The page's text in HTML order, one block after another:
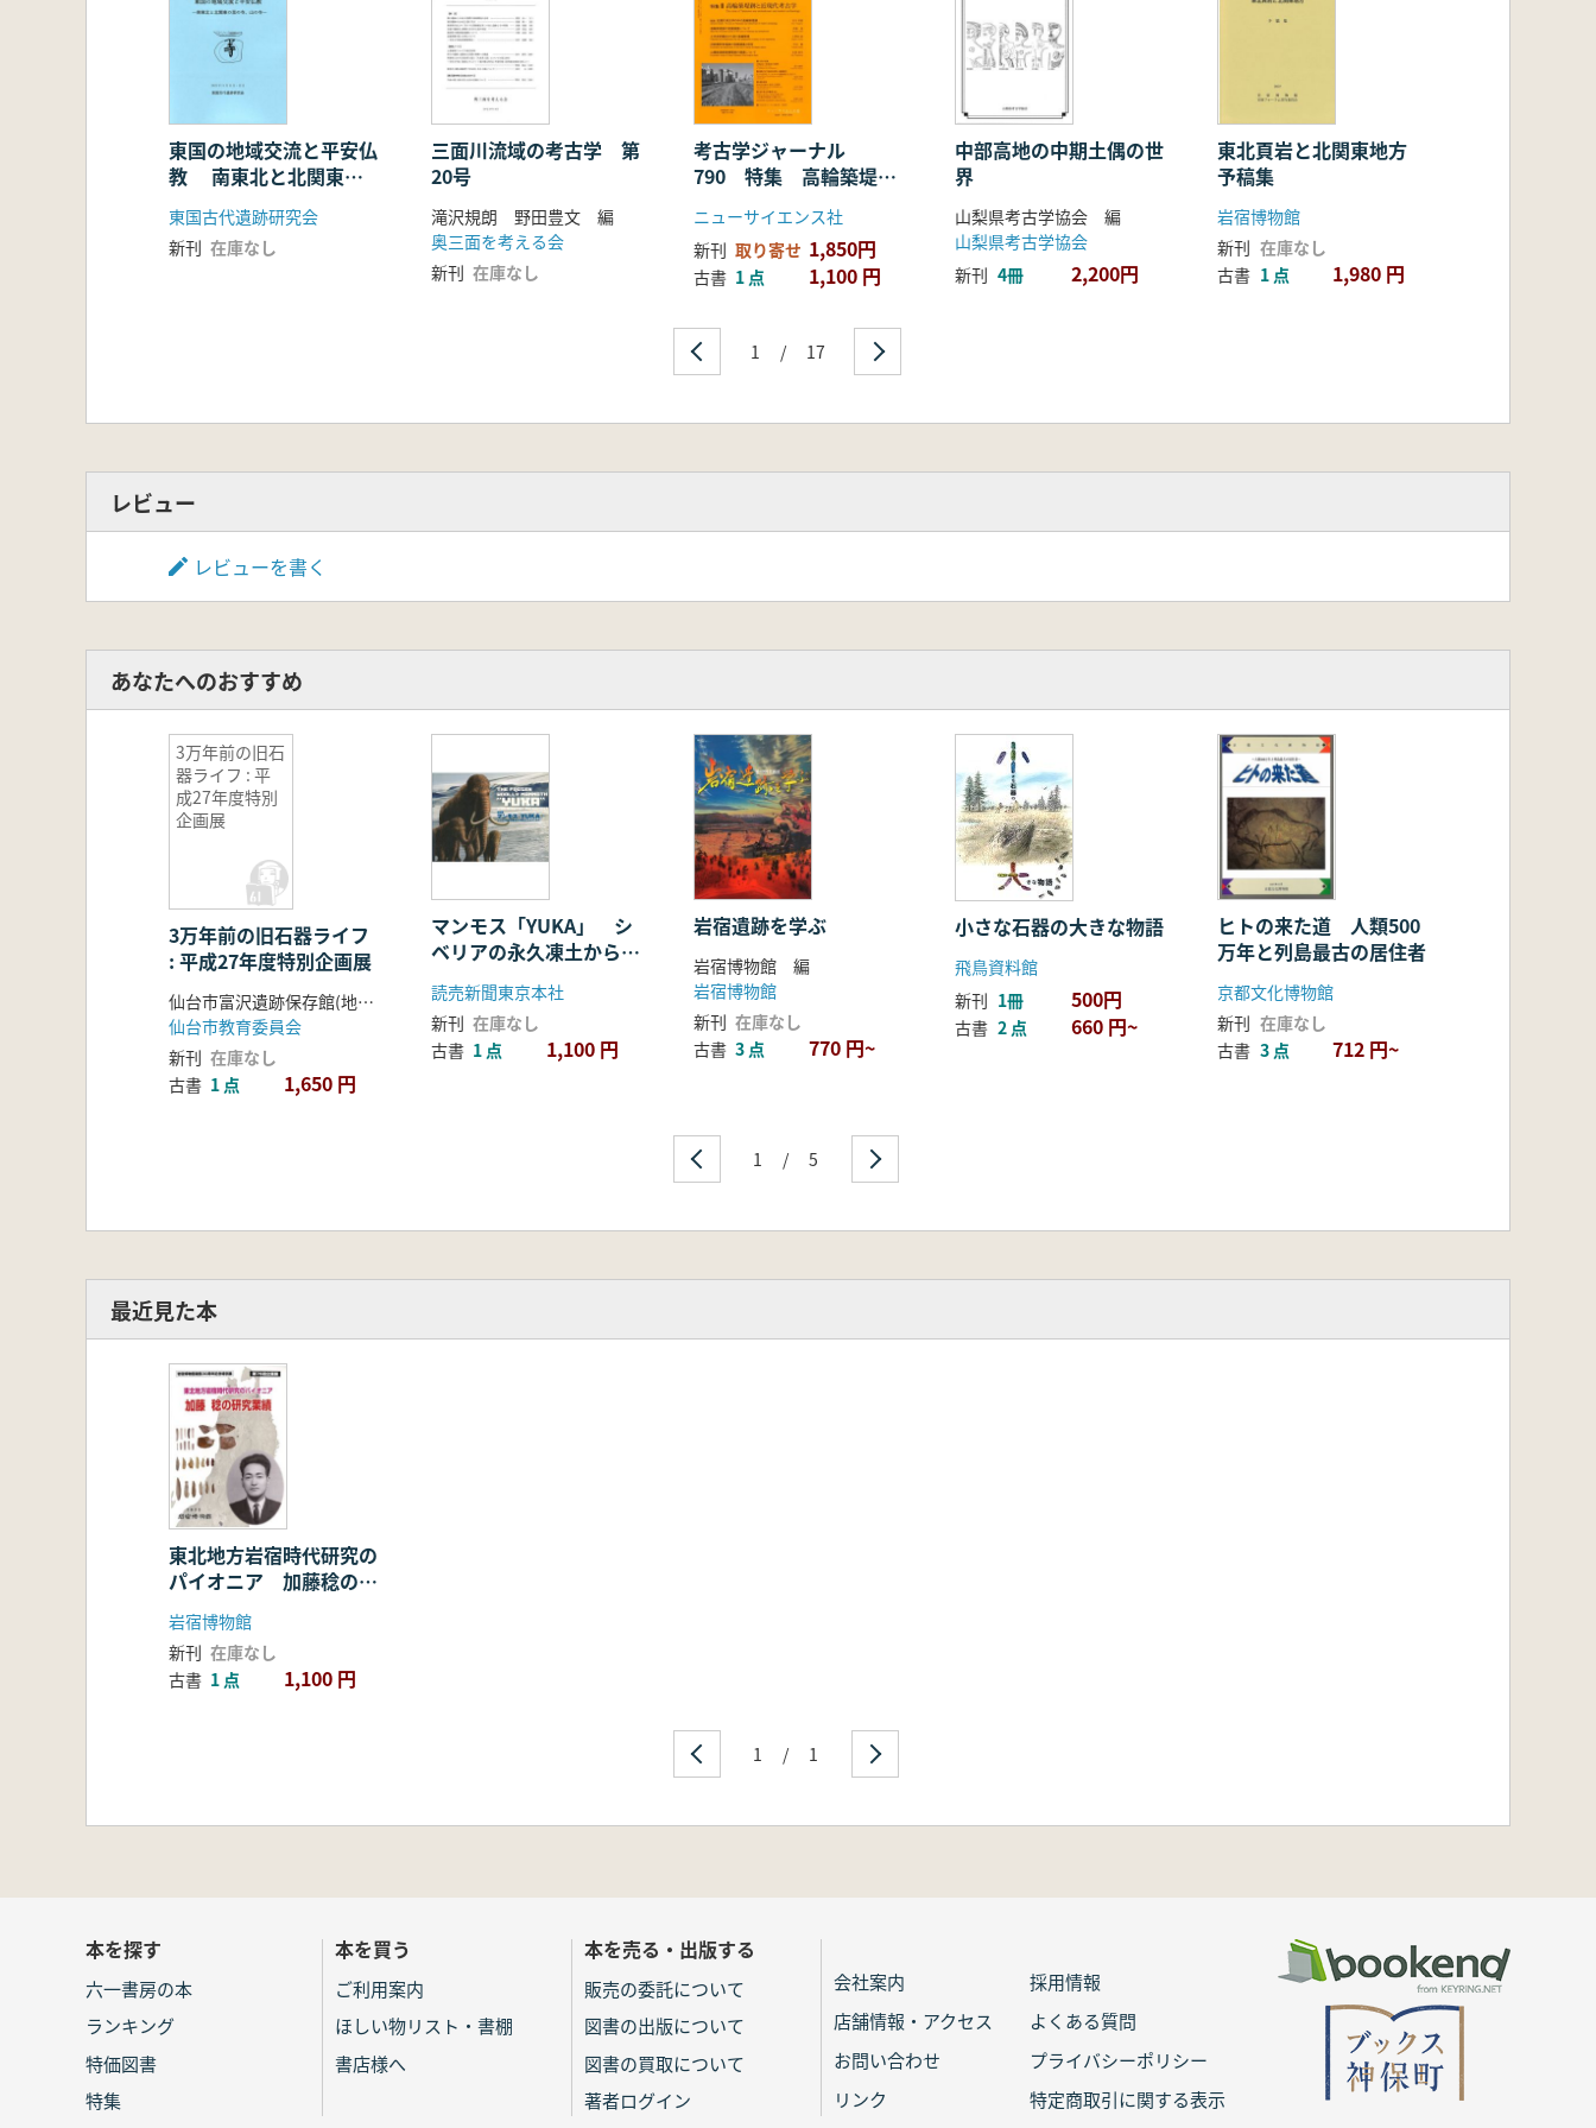
東国の地域交流と平安仏
教 南東北と北関東の
里の寺、山の寺
東国古代遺跡研究会
新刊 在庫なし
三面川流域の考古学 第
20号
滝沢規朗 野田豊文 編
奥三面を考える会
新刊 在庫なし
考古学ジャーナル
790 特集 高輪築堤跡
ニューサイエンス社
新刊 取り寄せ 1,850円
古書 1 点 1,100 円
中部高地の中期土偶の世
界
山梨県考古学協会 編
山梨県考古学協会
新刊 4冊 2,200円
東北頁岩と北関東地方
予稿集
岩宿博物館
新刊 在庫なし
古書 1 点 1,980 円
1 / 17
レビュー
レビューを書く
あなたへのおすすめ
3万年前の旧石
器ライフ : 平
成27年度特別
企画展
3万年前の旧石器ライフ
: 平成27年度特別企画展
仙台市富沢遺跡保存館(地底の森ミュージアム)編
仙台市教育委員会
新刊 在庫なし
古書 1 点 1,650 円
マンモス「YUKA」 シ
ベリアの永久凍土から現
れた少女マンモス
読売新聞東京本社
新刊 在庫なし
古書 1 点 1,100 円
岩宿遺跡を学ぶ
岩宿博物館 編
岩宿博物館
新刊 在庫なし
古書 3 点 770 円~
小さな石器の大きな物語
飛鳥資料館
新刊 1冊 500円
古書 2 点 660 円~
ヒトの来た道 人類500
万年と列島最古の居住者
京都文化博物館
新刊 在庫なし
古書 3 点 712 円~
1 / 5
最近見た本
東北地方岩宿時代研究の
パイオニア 加藤稔の研
究業績
岩宿博物館
新刊 在庫なし
古書 1 点 1,100 円
1 / 1
本を探す
六一書房の本
ランキング
特価図書
特集
本を買う
ご利用案内
ほしい物リスト・書棚
書店様へ
本を売る・出版する
販売の委託について
図書の出版について
図書の買取について
著者ログイン
会社案内
採用情報
店舗情報・アクセス
よくある質問
お問い合わせ
プライバシーポリシー
リンク
特定商取引に関する表示